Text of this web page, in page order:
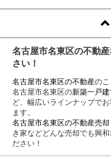
名古屋市名東区の不動
さい！
名古屋市名東区の不動産のこ
名古屋市名東区の新築一戸建
ど、幅広いラインナップで
ます。
名古屋市名東区の不動産売却
き家などどんな売却でも興
ださい！